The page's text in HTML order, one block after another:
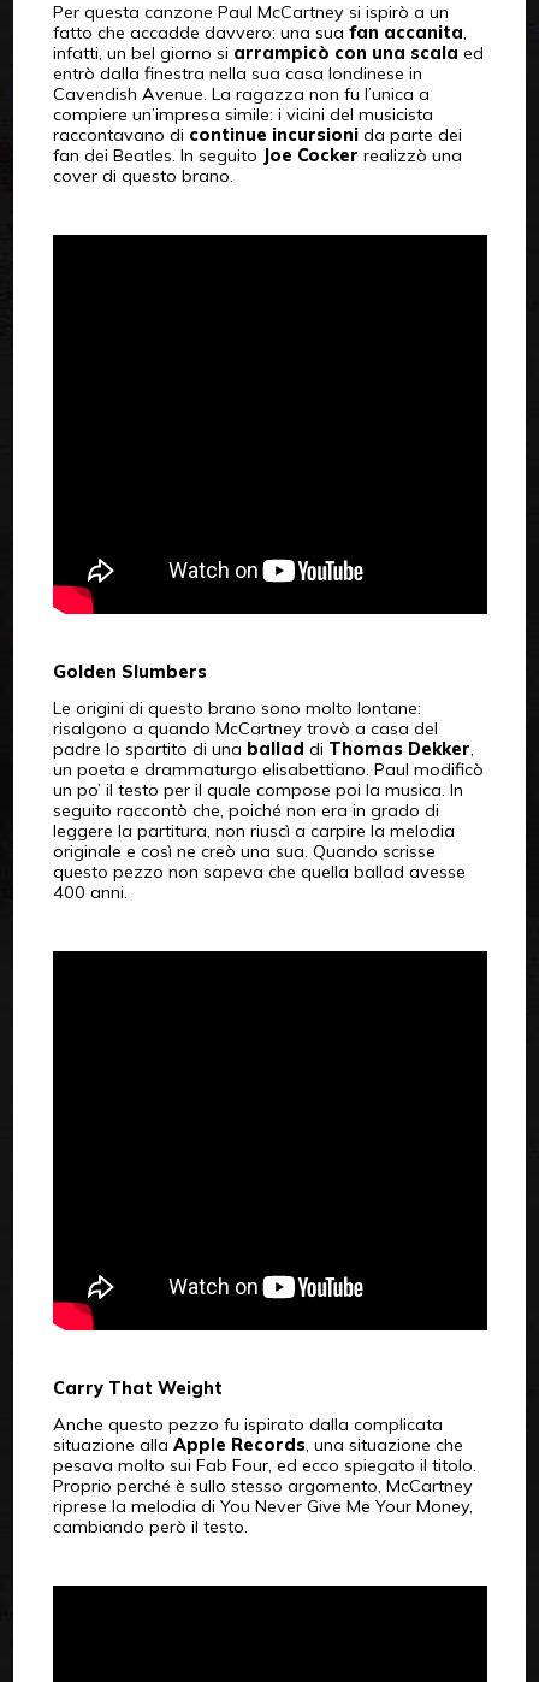
Per questa canzone Paul McCartney si ispirò a un
fatto che accadde davvero: una sua fan accanita,
infatti, un bel giorno si arrampicò con una scala ed
entrò dalla finestra nella sua casa londinese in
Cavendish Avenue. La ragazza non fu l’unica a
compiere un’impresa simile: i vicini del musicista
raccontavano di continue incursionida parte dei
fan dei Beatles. In seguito
Joe Cocker realizzò una
cover di questo brano.
Golden Slumbers
Le origini di questo brano sono molto lontane:
risalgono a quando McCartney trovò a casa del
padre lo spartito di una ballad di Thomas Dekker,
un poeta e drammaturgo elisabettiano. Paul modificò
un po’ il testo per il quale compose poi la musica. In
seguito raccontò che, poiché non era in grado di
leggere la partitura, non riuscì a carpire la melodia
originale e così ne creò una sua. Quando scrisse
questo pezzo non sapeva che quella ballad avesse
400 anni.
Carry That Weight
Anche questo pezzo fu ispirato dalla complicata
situazione alla Apple Records, una situazione che
pesava molto sui Fab Four, ed ecco spiegato il titolo.
Proprio perché è sullo stesso argomento, McCartney
riprese la melodia di You Never Give Me Your Money,
cambiando però il testo.